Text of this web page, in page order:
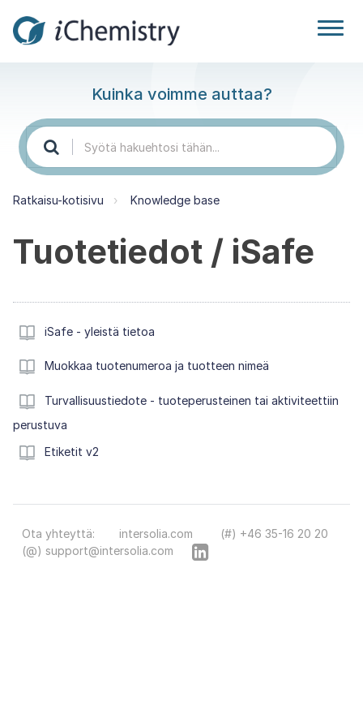
Kuinka voimme auttaa?
Ratkaisu-kotisivu Knowledge base
Tuotetiedot / iSafe
iSafe - yleistä tietoa
Muokkaa tuotenumeroa ja tuotteen nimeä
Turvallisuustiedote - tuoteperusteinen tai aktiviteettiin
perustuva
Etiketit v2
Ota yhteyttä: intersolia.com
(#) +46 35-16 20 20
(@) support@intersolia.com